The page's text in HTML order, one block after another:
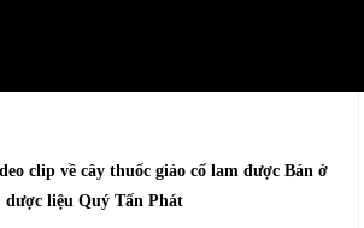
clip về cây thuốc giảo cổ lam được Bán ở
dược liệu Quý Tấn Phát